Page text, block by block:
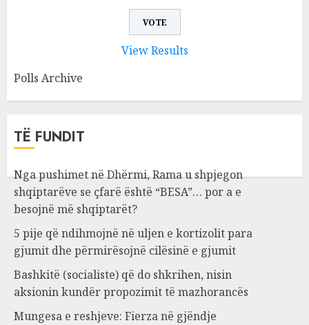
View Results
Polls Archive
TË FUNDIT
Nga pushimet në Dhërmi, Rama u shpjegon
shqiptarëve se çfarë është “BESA”… por a e
besojnë më shqiptarët?
5 pije që ndihmojnë në uljen e kortizolit para
gjumit dhe përmirësojnë cilësinë e gjumit
Bashkitë (socialiste) që do shkrihen, nisin
aksionin kundër propozimit të mazhorancës
Mungesa e reshjeve: Fierza në gjëndje